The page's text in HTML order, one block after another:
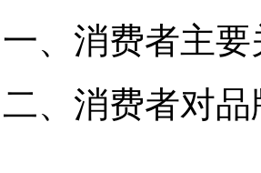
费者主要关
费者对品牌